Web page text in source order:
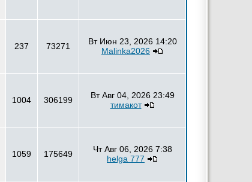
237 73271
Вт Июн 23, 2026 14:20
Malinka2026
1004 306199
Вт Авг 04, 2026 23:49
тимакот
1059 175649
Чт Авг 06, 2026 7:38
helga 777